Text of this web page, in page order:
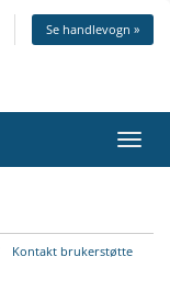
Se handlevogn »
Bytt
Kontakt brukerstøtte